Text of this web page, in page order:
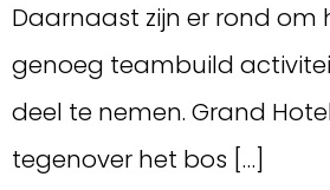
Daarnaast zijn er rond om
genoeg teambuild
deel te nemen. Grand
tegenover het bos […]